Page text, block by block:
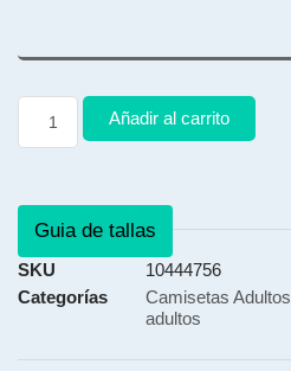
Añadir al carrito
Guia de tallas
SKU
10444756
Categorías
Camisetas Adultos
adultos